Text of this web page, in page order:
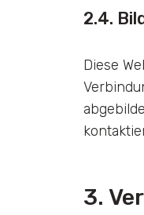
2.4.
Diese
3.